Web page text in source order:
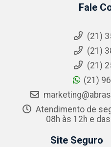
Fale
(21)
(21)
(21)
(21)
Atendimento de
08h às 12h e
Site Seguro